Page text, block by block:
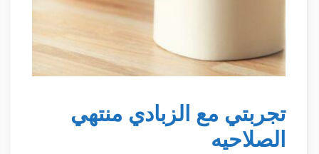
تجربتي مع الزبادي منتهي
الصلاحيه